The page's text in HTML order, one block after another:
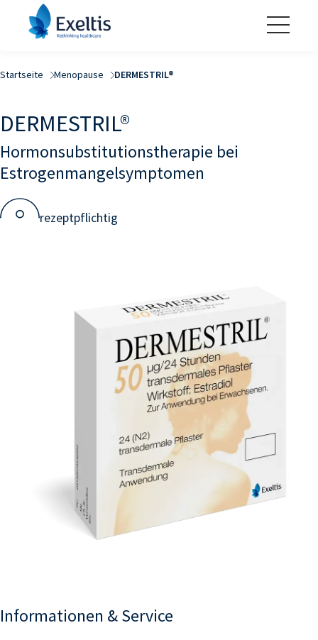
Startseite Menopause DERMESTRIL®
DERMESTRIL®
Hormonsubstitutionstherapie bei
Estrogenmangelsymptomen
rezeptpflichtig
Informationen & Service